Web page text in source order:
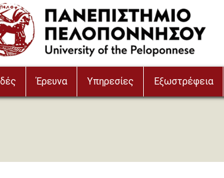
Έρευνα Υπηρεσίες Εξωστρέφεια